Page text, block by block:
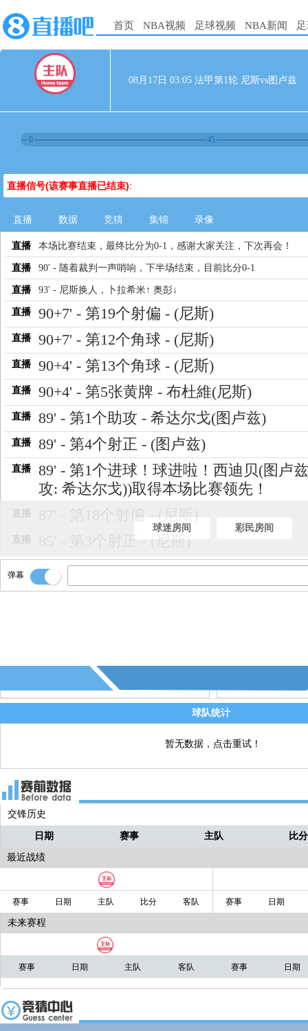
首页 NBA视频 足球视频 NBA新闻
08月17日 03:05 法甲第1轮 尼斯vs图卢兹
0 45
直播信号(该赛事直播已结束):
直播 数据 竞猜 集锦 录像
直播 本场比赛结束，最终比分为0-1，感谢大家关注，下次再会！
直播 90' - 随着裁判一声哨响，下半场结束，目前比分0-1
直播 93' - 尼斯换人，卜拉希米↑ 奥彭↓
直播 90+7' - 第19个射偏 - (尼斯)
直播 90+7' - 第12个角球 - (尼斯)
直播 90+4' - 第13个角球 - (尼斯)
直播 90+4' - 第5张黄牌 - 布杜維(尼斯)
直播 89' - 第1个助攻 - 希达尔戈(图卢兹)
直播 89' - 第4个射正 - (图卢兹)
直播
89' - 第1个进球！球进啦！西迪贝(图卢
攻: 希达尔戈))取得本场比赛领先！
直播 87' - 第18个射偏 - (尼斯)
直播 85' - 第3个射正 - (尼斯)
83' - 第11个角球 - (尼斯)
直播 82' - 图卢兹换人，尼古拉森↑ 梅塔利↓
78' - 第10个角球，本场比赛的第十个角
经产生！
球迷房间 彩民房间
弹幕
球队统计
暂无数据，点击重试！
交锋历史
日期 赛事 主队 比分
最近战绩
赛事 日期 主队 比分 客队 赛事 日期
未来赛程
赛事 日期 主队 客队 赛事 日期